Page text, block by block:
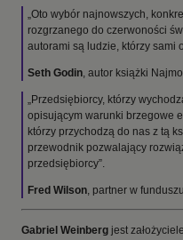
„Oto wybór najnowszych,
rozgrzanego do czerwoności
autorami są ludzie, którzy sami
Seth Godin, autor książki
„Przedsiębiorcy, którzy
opisującym warunki brzegowe
którzy przychodzą do nas z tą
przewodnik pozwalający
przedsiębiorcy”.
Fred Wilson, partner w
Gabriel Weinberg jest